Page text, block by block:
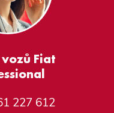
Fiat
227 612